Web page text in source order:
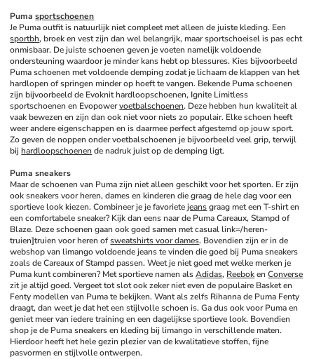
Puma sportschoenen
sportbh, broek en vest zijn dan wel belangrijk, maar sportschoeisel is pas echt
onmisbaar. De juiste schoenen geven je voeten namelijk voldoende
ondersteuning waardoor je minder kans hebt op blessures. Kies bijvoorbeeld
Puma schoenen met voldoende demping zodat je lichaam de klappen van het
hardlopen of springen minder op hoeft te vangen. Bekende Puma schoenen
zijn bijvoorbeeld de Evoknit hardloopschoenen, Ignite Limitless
sportschoenen en Evopower voetbalschoenen. Deze hebben hun kwaliteit al
vaak bewezen en zijn dan ook niet voor niets zo populair. Elke schoen heeft
weer andere eigenschappen en is daarmee perfect afgestemd op jouw sport.
Zo geven de noppen onder voetbalschoenen je bijvoorbeeld veel grip, terwijl
bij hardloopschoenen de nadruk juist op de demping ligt.
Puma sneakers
Maar de schoenen van Puma zijn niet alleen geschikt voor het sporten. Er zijn
ook sneakers voor heren, dames en kinderen die graag de hele dag voor een
sportieve look kiezen. Combineer je je favoriete jeans graag met een T-shirt en
een comfortabele sneaker? Kijk dan eens naar de Puma Careaux, Stampd of
Blaze. Deze schoenen gaan ook goed samen met casual link=/heren-
truien]truien voor heren of sweatshirts voor dames. Bovendien zijn er in de
webshop van limango voldoende jeans te vinden die goed bij Puma sneakers
zoals de Careaux of Stampd passen. Weet je niet goed met welke merken je
Puma kunt combineren? Met sportieve namen als Adidas, Reebok en Converse
zit je altijd goed. Vergeet tot slot ook zeker niet even de populaire Basket en
Fenty modellen van Puma te bekijken. Want als zelfs Rihanna de Puma Fenty
draagt, dan weet je dat het een stijlvolle schoen is. Ga dus ook voor Puma en
geniet meer van iedere training en een dagelijkse sportieve look. Bovendien
shop je de Puma sneakers en kleding bij limango in verschillende maten.
Hierdoor heeft het hele gezin plezier van de kwalitatieve stoffen, fijne
pasvormen en stijlvolle ontwerpen.